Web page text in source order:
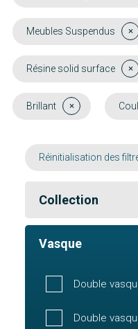
Meubles Suspendus
Résine solid surface
Brillant
Réinitialisation des
Collection
Vasque
Double
Double